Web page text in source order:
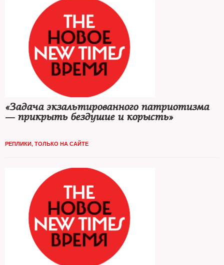
«Задача экзальтированного патриотизма
— прикрыть бездушие и корысть»
РЕПЛИКИ, ТОЛЬКО НА САЙТЕ